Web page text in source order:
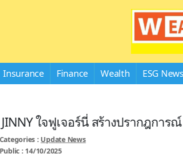
Insurance Finance Wealth ESG News
JINNY ใจฟูเจอร์นี่ สร้างปรากฎกา
Categories : Update News
Public : 14/10/2025